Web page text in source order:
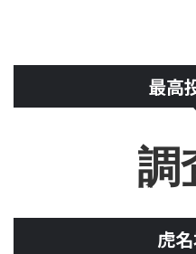
最高
調
虎